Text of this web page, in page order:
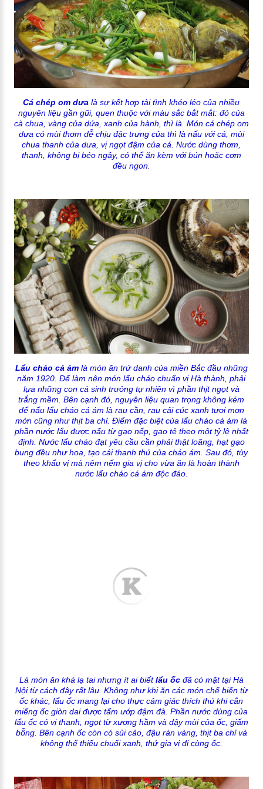
Cá chép om dưalà sự kết hợp tài tình khéo léo của nhiều
nguyên liệu gần gũi, quen thuộc với màu sắc bắt mắt: đỏ của
cà chua, vàng của dứa, xanh của hành, thì là. Món cá chép om
dưa có mùi thơm dễ chịu đặc trưng của thì là nấu với cá, mùi
chua thanh của dưa, vị ngọt đậm của cá. Nước dùng thơm,
thanh, không bị béo ngậy, có thể ăn kèm với bún hoặc cơm
đều ngon.
Lẩu cháo cá ám là món ăn trứ danh của miền Bắc đầu những
năm 1920. Để làm nên món lẩu cháo chuẩn vị Hà thành, phải
lựa những con cá sinh trưởng tự nhiên vì phần thịt ngọt và
trắng mềm. Bên cạnh đó, nguyên liệu quan trọng không kém
để nấu lẩu cháo cá ám là rau cần, rau cải cúc xanh tươi mơn
mởn cũng như thịt ba chỉ. Điểm đặc biệt của lẩu cháo cá ám là
phần nước lẩu được nấu từ gạo nếp, gạo tẻ theo một tỷ lệ nhất
định. Nước lẩu cháo đạt yêu cầu cần phải thật loãng, hạt gạo
bung đều như hoa, tạo cái thanh thú của cháo ám. Sau đó, tùy
theo khẩu vị mà nêm nếm gia vị cho vừa ăn là hoàn thành
nước lẩu cháo cá ám độc đáo.
Là món ăn khá lạ tai nhưng ít ai biếtlẩu ốcđã có mặt tại Hà
Nội từ cách đây rất lâu. Không như khi ăn các món chế biến từ
ốc khác, lẩu ốc mang lại cho thực cảm giác thích thú khi cắn
miếng ốc giòn dai được tẩm ướp đậm đà. Phần nước dùng của
lẩu ốc có vị thanh, ngọt từ xương hầm và dậy mùi của ốc, giấm
bỗng. Bên cạnh ốc còn có sủi cảo, đậu rán vàng, thịt ba chỉ và
không thể thiếu chuối xanh, thứ gia vị đi cùng ốc.